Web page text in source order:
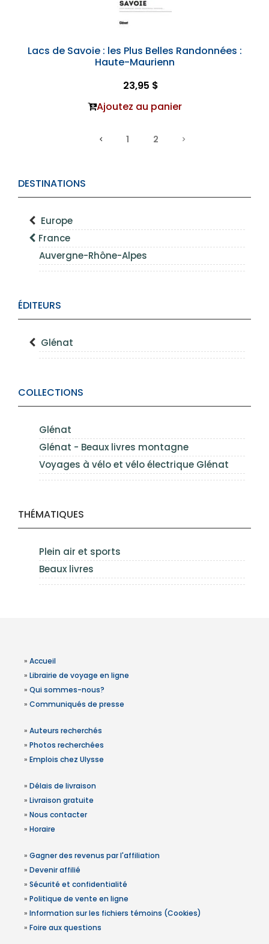
DESTINATIONS
Europe
France
Auvergne-Rhône-Alpes
ÉDITEURS
Glénat
COLLECTIONS
Glénat
Glénat - Beaux livres montagne
Voyages à vélo et vélo électrique Glénat
THÉMATIQUES
Plein air et sports
Beaux livres
Lacs de Savoie : les Plus Belles Randonnées :
Haute-Maurienn
23,95 $
Ajoutez au panier
1 2
» Accueil
» Librairie de voyage en ligne
» Qui sommes-nous?
» Communiqués de presse
» Auteurs recherchés
» Photos recherchées
» Emplois chez Ulysse
» Délais de livraison
» Livraison gratuite
» Nous contacter
» Horaire
» Gagner des revenus par l'affiliation
» Devenir affilié
» Sécurité et confidentialité
» Politique de vente en ligne
» Information sur les fichiers témoins (Cookies)
» Foire aux questions